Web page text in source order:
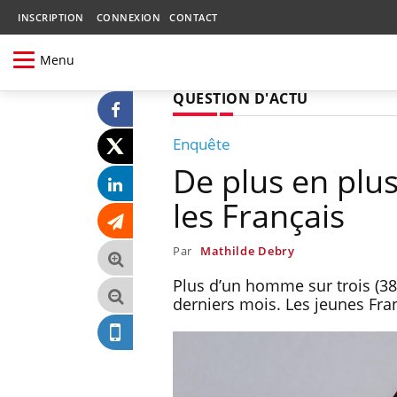
INSCRIPTION CONNEXION CONTACT
Menu
QUESTION D'ACTU
Enquête
De plus en
les Français
Par Mathilde Debry
Plus d’un homme sur trois
derniers mois. Les jeunes